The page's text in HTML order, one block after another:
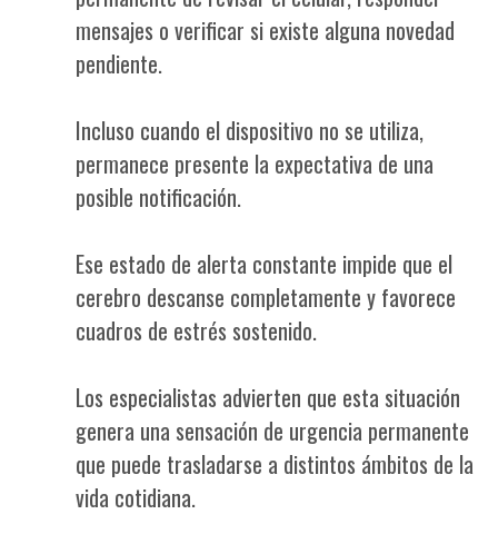
mensajes o verificar si existe alguna novedad
pendiente.
Incluso cuando el dispositivo no se utiliza,
permanece presente la expectativa de una
posible notificación.
Ese estado de alerta constante impide que el
cerebro descanse completamente y favorece
cuadros de estrés sostenido.
Los especialistas advierten que esta situación
genera una sensación de urgencia permanente
que puede trasladarse a distintos ámbitos de la
vida cotidiana.